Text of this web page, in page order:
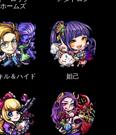
ホームズ
ル＆ハイド 妲己